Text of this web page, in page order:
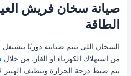
صيانة سخان فريش
الطاقة
السخان اللي بيتم صيانته دوريًا
من استهلاك الكهرباء أو الغاز. من خلال
يتم ضبط درجة الحرارة وتنظيف الهيتر